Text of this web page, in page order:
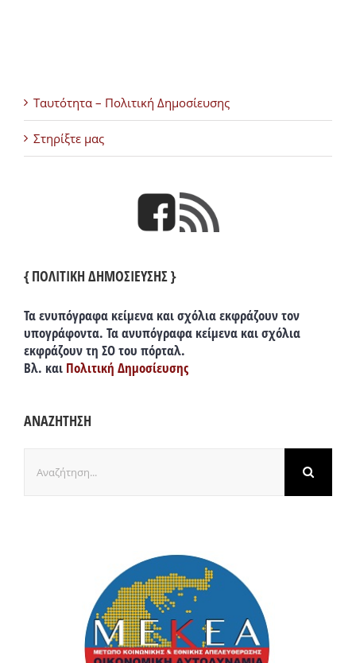
Ταυτότητα – Πολιτική Δημοσίευσης
Στηρίξτε μας
{ ΠΟΛΙΤΙΚΗ ΔΗΜΟΣΙΕΥΣΗΣ }
Τα ενυπόγραφα κείμενα και σχόλια εκφράζουν τον
υπογράφοντα. Τα ανυπόγραφα κείμενα και σχόλια
εκφράζουν τη ΣΟ του πόρταλ.
Βλ. και Πολιτική Δημοσίευσης
ΑΝΑΖΗΤΗΣΗ
για: